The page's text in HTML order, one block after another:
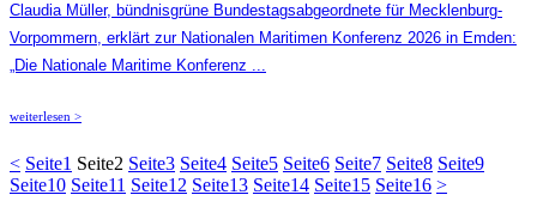
Claudia Müller, bündnisgrüne Bundestagsabgeordnete für Mecklenburg-
Vorpommern, erklärt zur Nationalen Maritimen Konferenz 2026 in Emden:
„Die Nationale Maritime Konferenz ...
weiterlesen >
< Seite1 Seite2 Seite3 Seite4 Seite5 Seite6 Seite7 Seite8 Seite9
Seite10 Seite11 Seite12 Seite13 Seite14 Seite15 Seite16 >